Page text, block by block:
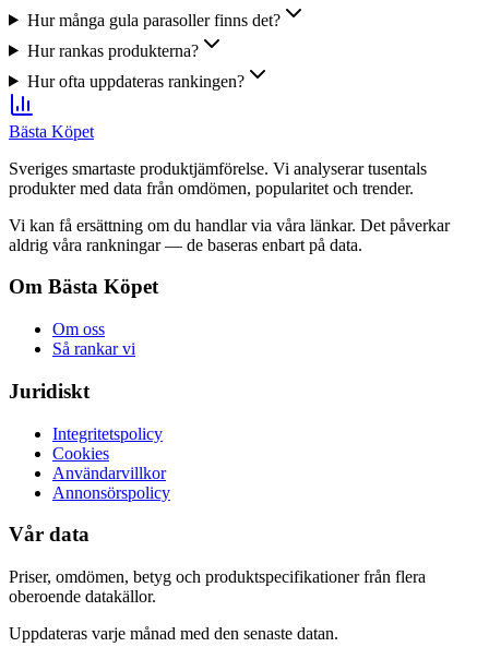
Hur många gula parasoller finns det?
Hur rankas produkterna?
Hur ofta uppdateras rankingen?
Bästa Köpet
Sveriges smartaste produktjämförelse. Vi analyserar tusentals
produkter med data från omdömen, popularitet och trender.
Vi kan få ersättning om du handlar via våra länkar. Det påverkar
aldrig våra rankningar — de baseras enbart på data.
Om Bästa Köpet
Om oss
Så rankar vi
Juridiskt
Integritetspolicy
Cookies
Användarvillkor
Annonsörspolicy
Vår data
Priser, omdömen, betyg och produktspecifikationer från flera
oberoende datakällor.
Uppdateras varje månad med den senaste datan.